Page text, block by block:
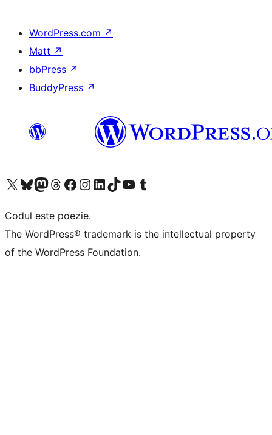
WordPress.com ↗
Matt ↗
bbPress ↗
BuddyPress ↗
Mergi la contul nostru X (fost Twitter)
Vizitează contul nostru Bluesky
Vizitează contul nostru Mastodon
Vizitează contul nostru Threads
Vizitează pagina noastră Facebook
Vizitează-ne pe Instagram
Vizitează-ne pe LinkedIn
Vizitează contul nostru TikTok
Vizitează canalul nostru YouTube
Vizitează contul nostru Tumblr
Codul este poezie.
The WordPress® trademark is the intellectual property
of the WordPress Foundation.